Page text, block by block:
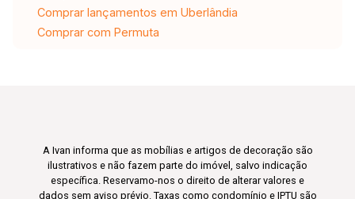
Comprar lançamentos em Uberlândia
Comprar com Permuta
A Ivan informa que as mobílias e artigos de decoração são
ilustrativos e não fazem parte do imóvel, salvo indicação
específica. Reservamo-nos o direito de alterar valores e
dados sem aviso prévio. Taxas como condomínio e IPTU são